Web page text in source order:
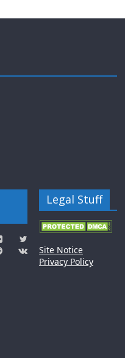
Legal Stuff
Site Notice
Privacy Policy